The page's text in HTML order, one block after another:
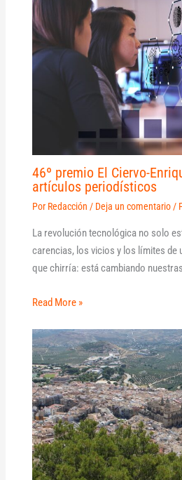
46º premio El Ciervo-
artículos periodísticos
Por Redacción / Deja un comentario /
La revolución tecnológica no solo
carencias, los vicios y los límites de
que chirría: está cambiando
Read More »